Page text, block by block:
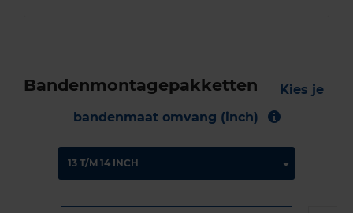
Bandenmontagepakketten
Kies je
bandenmaat omvang (inch)